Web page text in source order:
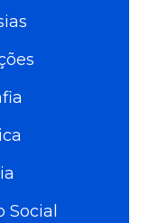
Social